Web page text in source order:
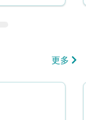
更多